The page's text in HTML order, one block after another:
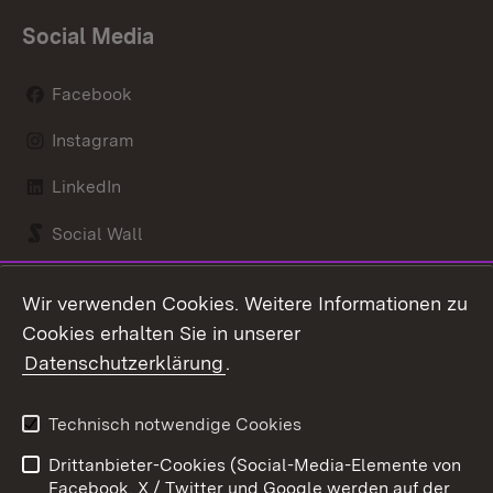
Social Media
Facebook
Instagram
LinkedIn
Social Wall
Kontakt
Barrierefreiheit
Impressum
Cookies
Wir verwenden Cookies. Weitere Informationen zu
Cookies erhalten Sie in unserer
Datenschutzerklärung.
Technisch notwendige Cookies
Drittanbieter-Cookies (Social-Media-Elemente von
Facebook, X / Twitter und Google werden auf der